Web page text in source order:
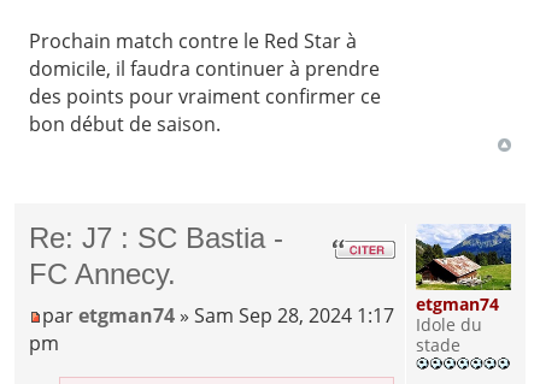
Prochain match contre le Red Star à
domicile, il faudra continuer à prendre
des points pour vraiment confirmer ce
bon début de saison.
Re: J7 : SC Bastia -
FC Annecy.
paretgman74 » Sam Sep 28, 2024 1:17
pm
etgman74
Idole du
stade